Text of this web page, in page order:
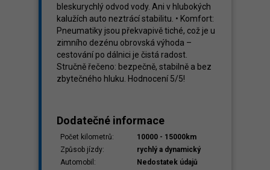
bleskurychlý odvod vody. Ani v hlubokých
kalužích auto neztrácí stabilitu. • Komfort:
Pneumatiky jsou překvapivě tiché, což je u
zimního dezénu obrovská výhoda –
cestování po dálnici je čistá radost.
Stručně řečeno: bezpečně, stabilně a bez
zbytečného hluku. Hodnocení 5/5!
Dodatečné informace
Počet kilometrů:
10000 - 15000km
Způsob jízdy:
rychlý a dynamický
Automobil:
Nedostatek údajů